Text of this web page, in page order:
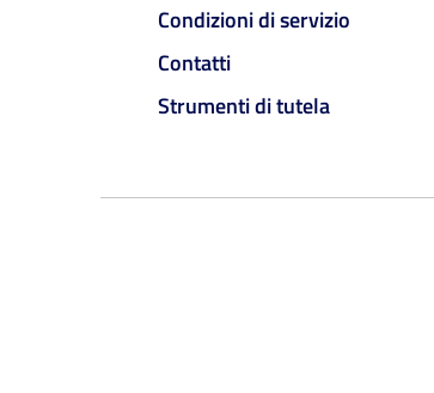
Condizioni di servizio
Contatti
Strumenti di tutela